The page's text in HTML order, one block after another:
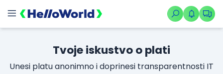
Tvoje iskustvo o plati
Unesi platu anonimno i doprinesi transparentnosti IT